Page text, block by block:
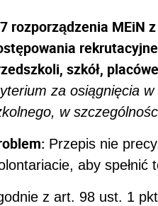
rozporządzenia MEiN
szkół,
za osiągnięcia
w
Przepis nie
aby spełnić
z art. 98 ust. 1